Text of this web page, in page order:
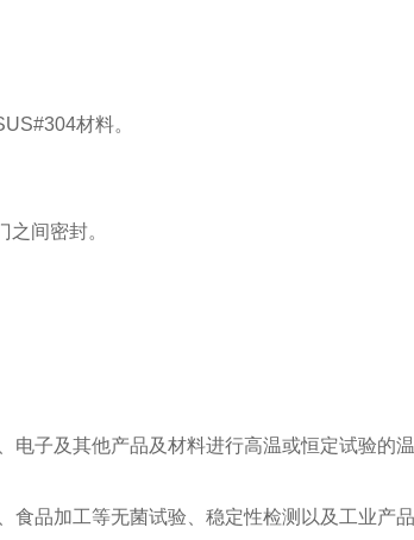
材料。
间密封。
子及其他产品及材料进行高温或恒定试验的
品加工等无菌试验、稳定性检测以及工业产